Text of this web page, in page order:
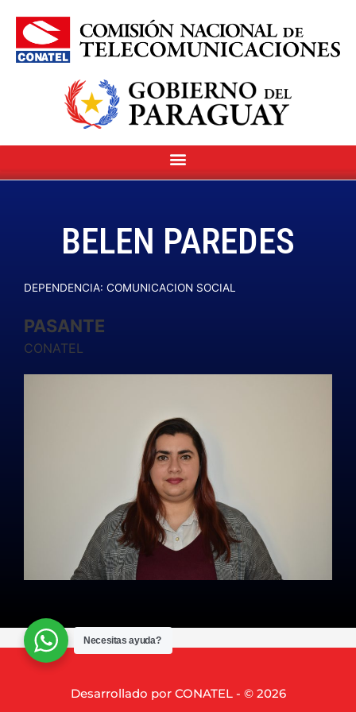
BELEN PAREDES
DEPENDENCIA: COMUNICACION SOCIAL
PASANTE
CONATEL
Desarrollado por CONATEL - © 2026
Necesitas ayuda?